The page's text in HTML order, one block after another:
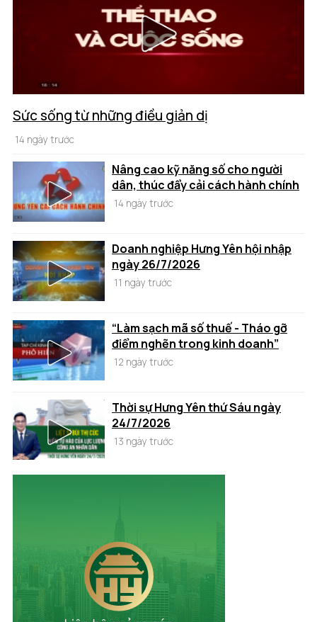
Sức sống từ những điều giản dị
14 ngày trước
Nâng cao kỹ năng số cho người
dân, thúc đẩy cải cách hành chính
14 ngày trước
Doanh nghiệp Hưng Yên hội nhập
ngày 26/7/2026
11 ngày trước
“Làm sạch mã số thuế - Tháo gỡ
điểm nghẽn trong kinh doanh”
12 ngày trước
Thời sự Hưng Yên thứ Sáu ngày
24/7/2026
13 ngày trước